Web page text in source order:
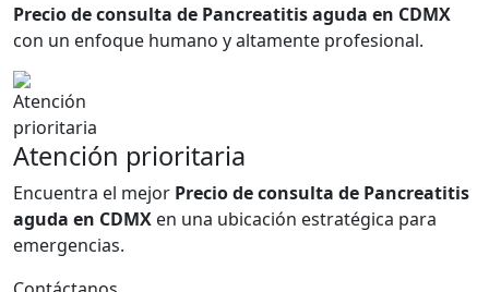
Precio de consulta de Pancreatitis aguda en CDMX
con un enfoque humano y altamente profesional.
Atención prioritaria
Encuentra el mejor Precio de consulta de Pancreatitis
aguda en CDMX en una ubicación estratégica para
emergencias.